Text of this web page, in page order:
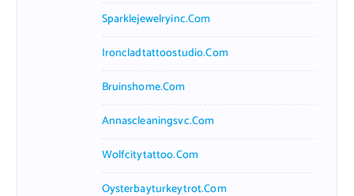
Sparklejewelryinc.com
Ironcladtattoostudio.com
Bruinshome.com
Annascleaningsvc.com
Wolfcitytattoo.com
Oysterbayturkeytrot.com